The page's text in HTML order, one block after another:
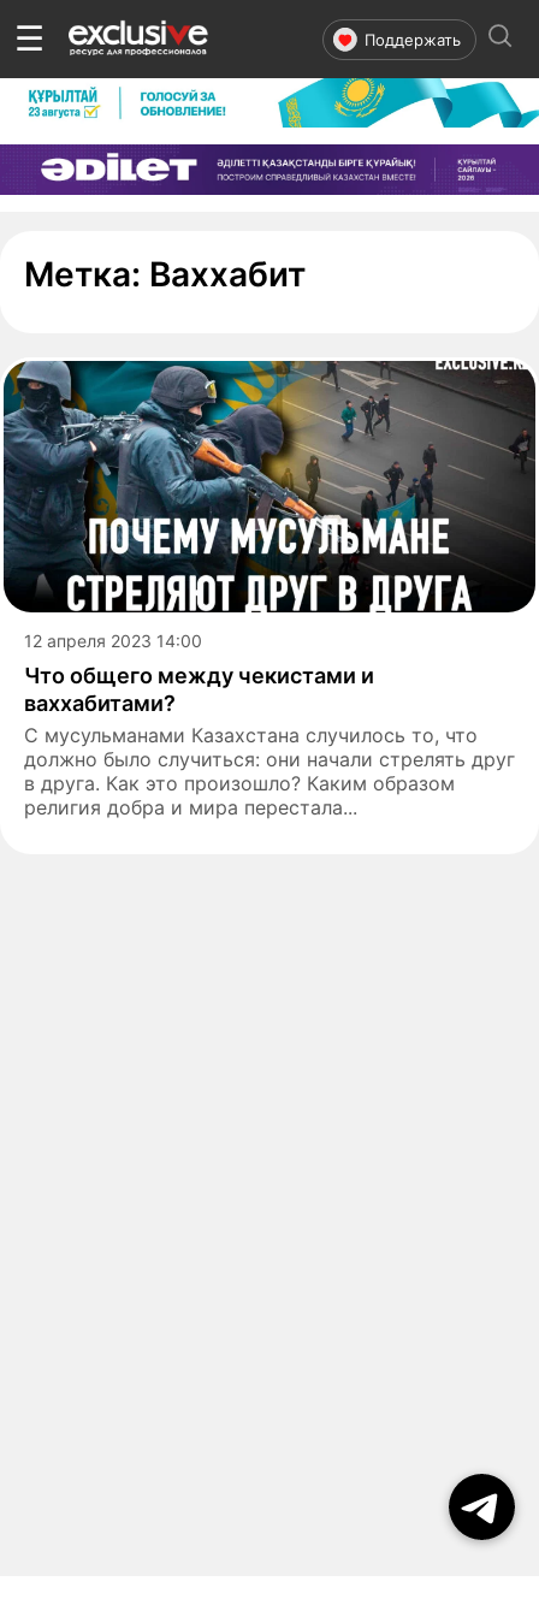
☰ Поддержать
Метка: Ваххабит- страница 1
12 апреля 2023 14:00
Что общего между чекистами и
ваххабитами?
С мусульманами Казахстана случилось то, что
должно было случиться: они начали стрелять друг
в друга. Как это произошло? Каким образом
религия добра и мира перестала...